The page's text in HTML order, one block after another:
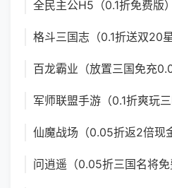
全民主公H5（0.1折免费版）
格斗三国志（0.1折送双20星
百龙霸业（放置三国免充
军师联盟手游（0.1折爽玩三
仙魔战场（0.05折返2倍现
问逍遥（0.05折三国名将免